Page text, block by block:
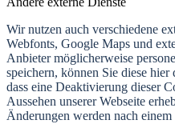
Wir nutzen auch verschiedene
Webfonts, Google Maps und
Anbieter möglicherweise
speichern, können Sie diese
dass eine Deaktivierung dieser
Aussehen unserer Webseite
Änderungen werden nach